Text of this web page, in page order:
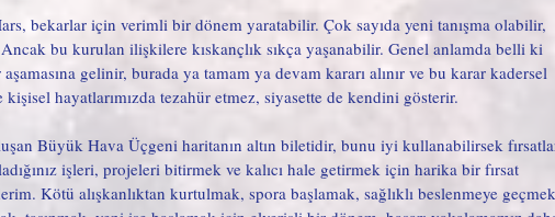
bekarlar için verimli bir dönem yaratabilir. Çok sayıda yeni tanışma olabilir,
bu kurulan ilişkilere kıskançlık sıkça yaşanabilir. Genel anlamda belli ki
gelinir, burada ya tamam ya devam kararı alınır ve bu karar kadersel
hayatlarımızda tezahür etmez, siyasette de kendini gösterir.
Büyük Hava Üçgeni haritanın altın biletidir, bunu iyi kullanabilirsek
işleri, projeleri bitirmek ve kalıcı hale getirmek için harika bir fırsat
Kötü alışkanlıktan kurtulmak, spora başlamak, sağlıklı beslenmeye